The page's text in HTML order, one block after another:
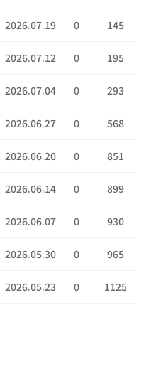
2026.07.19 0 145
2026.07.12 0 195
2026.07.04 0 293
2026.06.27 0 568
2026.06.20 0 851
2026.06.14 0 899
2026.06.07 0 930
2026.05.30 0 965
2026.05.23 0 1125